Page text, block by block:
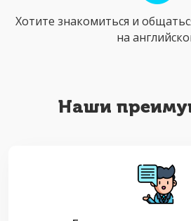
Хотите знакомиться и
на
Наши